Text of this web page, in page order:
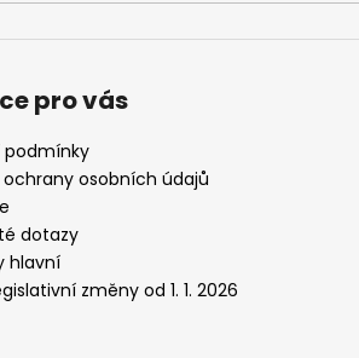
pro vás
osobních údajů
dotazy
hlavní
změny od 1. 1. 2026